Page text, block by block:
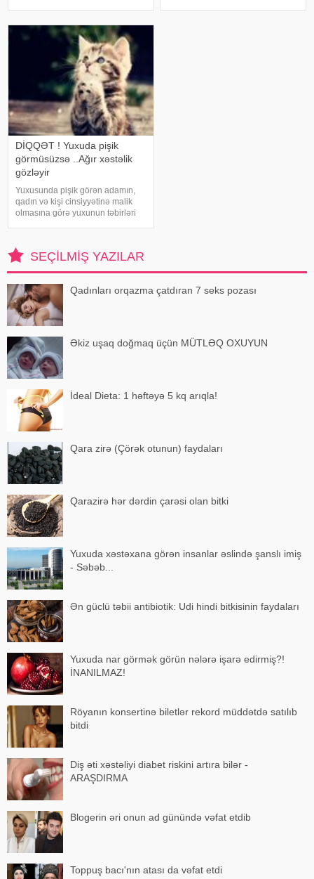
yaranır. xəbər verir ki
DİQQƏT ! Yuxuda pişik
görmüsüzsə ..Ağır xəstəlik
gözləyir
Yuxusunda pişik görən adamın,
qadın və kişi cinsiyyətinə malik
olmasına görə yuxunun təbirləri
həyatında diqqətsiz bir şəxsiyyətə
sahib olduğu, ətrafındak
SEÇILMIŞ YAZILAR
Qadınları orqazma çatdıran 7 seks pozası
Əkiz uşaq doğmaq üçün MÜTLƏQ OXUYUN
İdeal Dieta: 1 həftəyə 5 kq arıqla!
Qara zirə (Çörək otunun) faydaları
Qarazirə hər dərdin çarəsi olan bitki
Yuxuda xəstəxana görən insanlar əslində şanslı imiş
- Səbəb...
Ən güclü təbii antibiotik: Udi hindi bitkisinin faydaları
Yuxuda nar görmək görün nələrə işarə edirmiş?!
İNANILMAZ!
Röyanın konsertinə biletlər rekord müddətdə satılıb
bitdi
Diş əti xəstəliyi diabet riskini artıra bilər -
ARAŞDIRMA
Blogerin əri onun ad günündə vəfat etdib
Toppuş bacı'nın atası da vəfat etdi